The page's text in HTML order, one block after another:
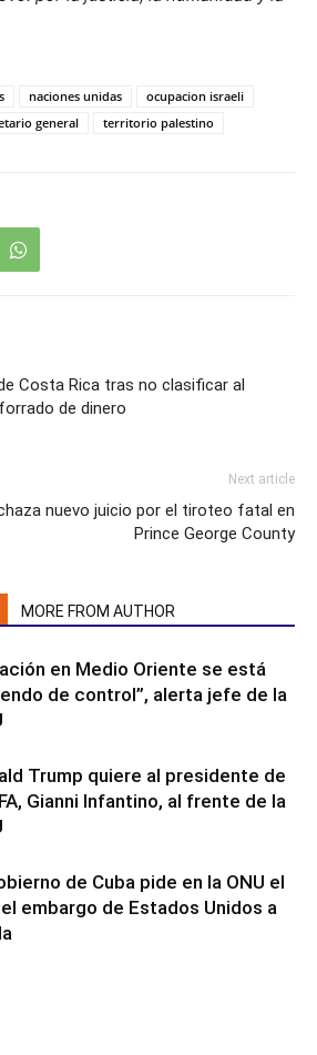
naciones unidas
ocupacion israeli
general territorio palestino
Costa Rica tras no clasificar al
de dinero
Next article
nuevo juicio por el tiroteo fatal en
Prince George County
MORE FROM AUTHOR
en Medio Oriente se está
de control”, alerta jefe de la
Trump quiere al presidente de
Gianni Infantino, al frente de la
de Cuba pide en la ONU el
embargo de Estados Unidos a